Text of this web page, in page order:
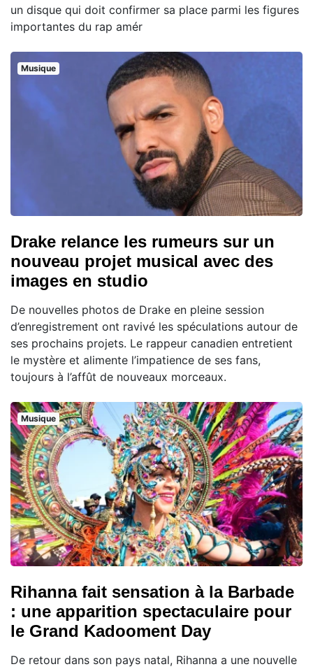
un disque qui doit confirmer sa place parmi les figures
importantes du rap amér
Musique
Drake relance les rumeurs sur un
nouveau projet musical avec des
images en studio
De nouvelles photos de Drake en pleine session
d’enregistrement ont ravivé les spéculations autour de
ses prochains projets. Le rappeur canadien entretient
le mystère et alimente l’impatience de ses fans,
toujours à l’affût de nouveaux morceaux.
Musique
Rihanna fait sensation à la Barbade
: une apparition spectaculaire pour
le Grand Kadooment Day
De retour dans son pays natal, Rihanna a une nouvelle